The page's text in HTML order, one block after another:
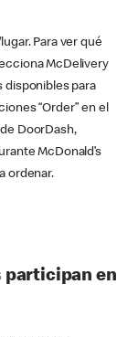
Para ver qué
McDelivery
disponibles para
“Order” en el
DoorDash,
McDonald’s
ordenar.
participan en